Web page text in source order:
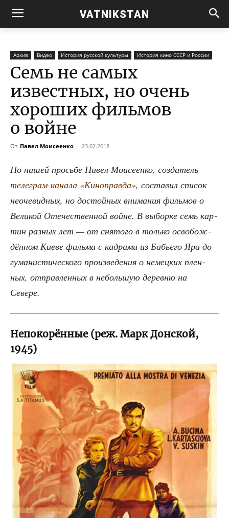
VATNIKSTAN
Архив Видео История русской культуры История кино СССР и России
Семь не самых
известных, но очень
хороших фильмов
о войне
От Павел Моисеенко - 23.02.2018
По нашей прось­бе Павел Мои­се­ен­ко, созда­тель
теле­грам-кана­ла «Кино­прав­да», соста­вил спи­сок
неоче­вид­ных, но достой­ных вни­ма­ния филь­мов о
Вели­кой Оте­че­ствен­ной войне. В выбор­ке семь кар­
тин раз­ных лет — от сня­то­го в толь­ко осво­бож­
дён­ном Кие­ве филь­ма с кад­ра­ми из Бабье­го Яра до
гума­ни­сти­че­ско­го про­из­ве­де­ния о немец­ких плен­
ных, отправ­лен­ных в неболь­шую дерев­ню на
Севере.
Непокорённые (реж. Марк Донской,
1945)